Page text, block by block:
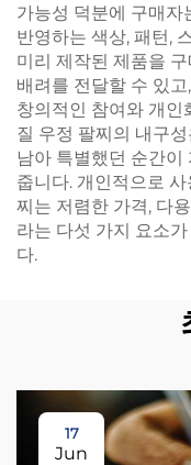
가능성 덕분에 구매자
반영하는 색상, 패턴,
미리 제작된 제품을
배려를 전달할 수 있
창의적인 참여와 개인
질 우정 팔찌의 내구
남아 특별했던 순간이
줍니다. 개인적으로
찌는 저렴한 가격, 다
라는 다섯 가지 요소
다.
17
Jun